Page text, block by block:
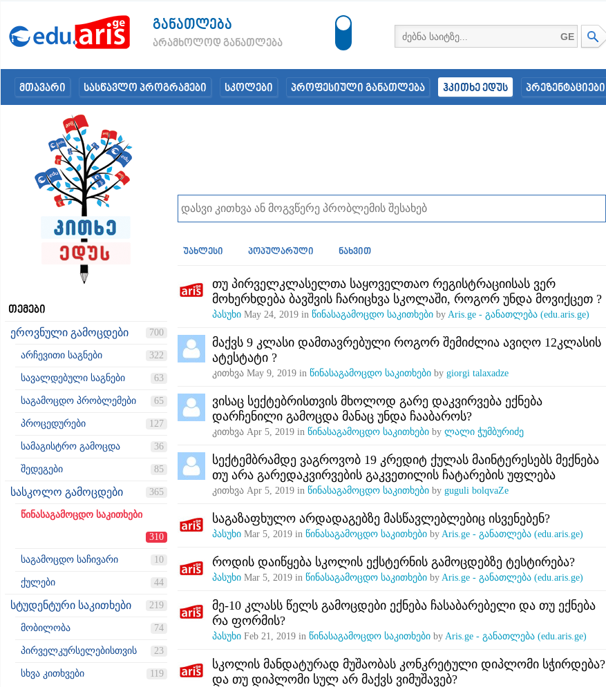
განათლება
არამხოლოდ განათლება
GE
მთავარი სასწავლო პროგრამები სკოლები პროფესიული განათლება ჰკითხე ედუს პრეზენტაციები
თემები
ეროვნული გამოცდები 700
არჩევითი საგნები 322
სავალდებული საგნები 63
საგამოცდო პრობლემები 65
პროცედურები 127
სამაგისტრო გამოცდა 36
შედეგები 85
სასკოლო გამოცდები 365
წინასაგამოცდო საკითხები
310
საგამოცდო საჩივარი 10
ქულები 44
სტუდენტური საკითხები 219
მობილობა 74
პირველკურსელებისთვის 23
სხვა კითხვები 119
უახლესი პოპულარული ნახვით
თუ პირველკლასელთა საყოველთაო რეგისტრაციისას ვერ
მოხერხდება ბავშვის ჩარიცხვა სკოლაში, როგორ უნდა მოვიქცეთ ?
პასუხი May 24, 2019 in წინასაგამოცდო საკითხები by Aris.ge - განათლება (edu.aris.ge)
მაქვს 9 კლასი დამთავრებული როგორ შემიძლია ავიღო 12კლასის
ატესტატი ?
კითხვა May 9, 2019 in წინასაგამოცდო საკითხები by giorgi talaxadze
ვისაც სექტებრისთვის მხოლოდ გარე დაკვირვება ექნება
დარჩენილი გამოცდა მანაც უნდა ჩააბაროს?
კითხვა Apr 5, 2019 in წინასაგამოცდო საკითხები by ლალი ჭუმბურიძე
სექტემბრამდე ვაგროვობ 19 კრედიტ ქულას მაინტერესებს მექნება
თუ არა გარედაკვირვების გაკვეთილის ჩატარების უფლება
კითხვა Apr 5, 2019 in წინასაგამოცდო საკითხები by guguli bolqvaZe
საგაზაფხულო არდადაგებზე მასწავლებლებიც ისვენებენ?
პასუხი Mar 5, 2019 in წინასაგამოცდო საკითხები by Aris.ge - განათლება (edu.aris.ge)
როდის დაიწყება სკოლის ექსტერნის გამოცდებზე ტესტირება?
პასუხი Mar 5, 2019 in წინასაგამოცდო საკითხები by Aris.ge - განათლება (edu.aris.ge)
მე-10 კლასს წელს გამოცდები ექნება ჩასაბარებელი და თუ ექნება
რა ფორმის?
პასუხი Feb 21, 2019 in წინასაგამოცდო საკითხები by Aris.ge - განათლება (edu.aris.ge)
სკოლის მანდატურად მუშაობას კონკრეტული დიპლომი სჭირდება?
და თუ დიპლომი სულ არ მაქვს ვიმუშავებ?